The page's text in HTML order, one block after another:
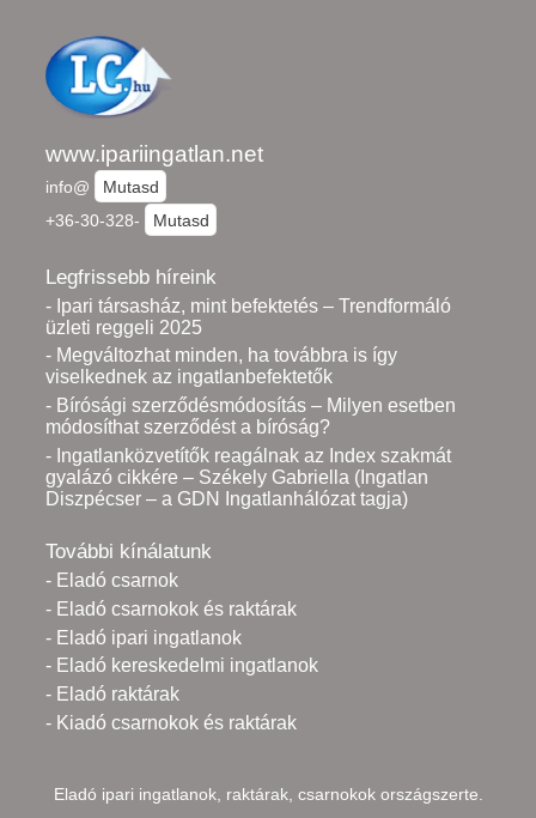
www.ipariingatlan.net
info@
Mutasd
+36-30-328-
Mutasd
Legfrissebb híreink
- Ipari társasház, mint befektetés – Trendformáló
üzleti reggeli 2025
- Megváltozhat minden, ha továbbra is így
viselkednek az ingatlanbefektetők
- Bírósági szerződésmódosítás – Milyen esetben
módosíthat szerződést a bíróság?
- Ingatlanközvetítők reagálnak az Index szakmát
gyalázó cikkére – Székely Gabriella (Ingatlan
Diszpécser – a GDN Ingatlanhálózat tagja)
További kínálatunk
- Eladó csarnok
- Eladó csarnokok és raktárak
- Eladó ipari ingatlanok
- Eladó kereskedelmi ingatlanok
- Eladó raktárak
- Kiadó csarnokok és raktárak
Eladó ipari ingatlanok, raktárak, csarnokok országszerte.